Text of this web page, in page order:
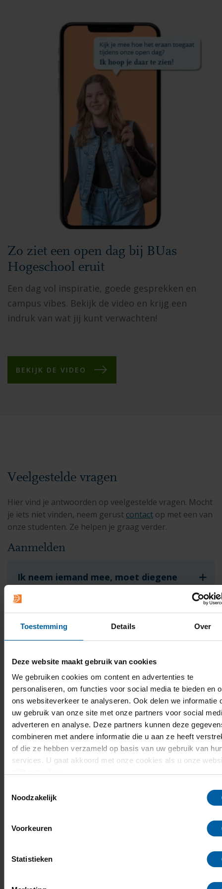
Toestemming Details Over
Deze website maakt gebruik van cookies
We gebruiken cookies om content en advertenties te
personaliseren, om functies voor social media te bieden en
ons websiteverkeer te analyseren. Ook delen we informatie
uw gebruik van onze site met onze partners voor social
adverteren en analyse. Deze partners kunnen deze
combineren met andere informatie die u aan ze heeft
of die ze hebben verzameld op basis van uw gebruik van
services. U gaat akkoord met onze cookies als u onze
Noodzakelijk
Voorkeuren
Statistieken
Zo ziet een open dag bij BUas
Hogeschool eruit
Een dag vol inspiratie, goede gesprekken en
campus vibes. Bekijk de video en krijg een
indruk van wat jij kunt verwachten!
BEKIJK DE VIDEO
Veelgestelde vragen
Hier vind je antwoorden op veelgestelde vragen. Mocht
je iets niet vinden, neem gerust contact op met een van
onze studenten. Ze helpen je graag verder.
Aanmelden
Ik neem iemand mee, moet diegene
inschrijfformulier?
Ik wil twee anderen meenemen, mag
dat ook?
Kan ik ook komen als ik me niet heb
aangemeld?
Ik wil me inschrijven voor een
presentatie, maar die is al vol. Kan ik er
toch nog bij?
Andere mogelijkheden